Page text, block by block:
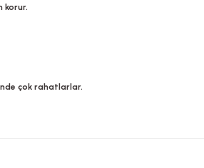
korur.
çok rahatlarlar.